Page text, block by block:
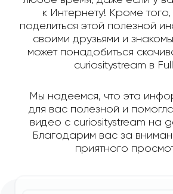
к Интернету! Кроме
поделиться этой полезной
своими друзьями и
может понадобиться
curiositystream в
Мы надеемся, что эта
для вас полезной и
видео с curiositystream на
Благодарим вас за
приятного